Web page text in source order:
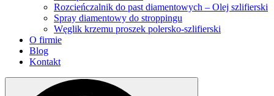
Rozcieńczalnik do past diamentowych – Olej szlifierski
Spray diamentowy do stroppingu
Węglik krzemu proszek polersko-szlifierski
O firmie
Blog
Kontakt